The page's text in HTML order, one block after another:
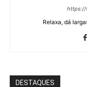
https://
Relaxa, dá
DESTAQUES